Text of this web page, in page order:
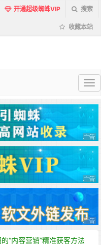
开通超级蜘蛛VIP 搜索
收藏本站
超
蜘
蛛
池
“内容营销”精准获客方法